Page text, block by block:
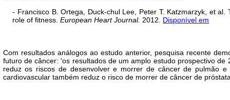
- Francisco B. Ortega, Duck-chul Lee, Peter T. Katzmarzyk, et
role of fitness.European Heart Journal. 2012. Disponível em
Com resultados análogos ao estudo anterior, pesquisa recente
futuro de câncer: 'os resultados de um amplo estudo prospectivo
reduz os riscos de desenvolver e morrer de câncer de pulmão
cardiovascular também reduz o risco de morrer de câncer de